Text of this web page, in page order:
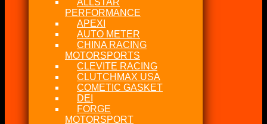
ALLSTAR
PERFORMANCE
APEXI
AUTO METER
CHINA RACING
MOTORSPORTS
CLEVITE RACING
CLUTCHMAX USA
COMETIC GASKET
DEI
FORGE
MOTORSPORT